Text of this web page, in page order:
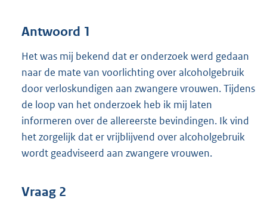
Antwoord 1
Het was mij bekend dat er onderzoek werd gedaan
naar de mate van voorlichting over alcoholgebruik
door verloskundigen aan zwangere vrouwen. Tijdens
de loop van het onderzoek heb ik mij laten
informeren over de allereerste bevindingen. Ik vind
het zorgelijk dat er vrijblijvend over alcoholgebruik
wordt geadviseerd aan zwangere vrouwen.
Vraag 2